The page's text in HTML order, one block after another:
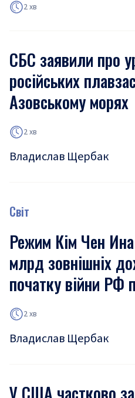
2 хв
СБС заявили про
російських
Азовському морях
2 хв
Владислав Щербак
Світ
Режим Кім Чен
млрд зовнішніх
початку війни РФ
2 хв
Владислав Щербак
У США частково